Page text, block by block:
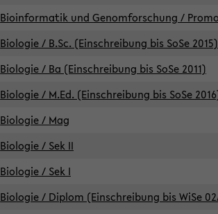
Bioinformatik und Genomforschung /
Biologie / B.Sc. (Einschreibung bis SoSe 2015)
Biologie / Ba (Einschreibung bis SoSe 2011)
Biologie / M.Ed. (Einschreibung bis SoSe
Biologie / Mag
Biologie / Sek II
Biologie / Sek I
Biologie / Diplom (Einschreibung bis WiSe